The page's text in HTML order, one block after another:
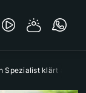
Spezialist klärt auf